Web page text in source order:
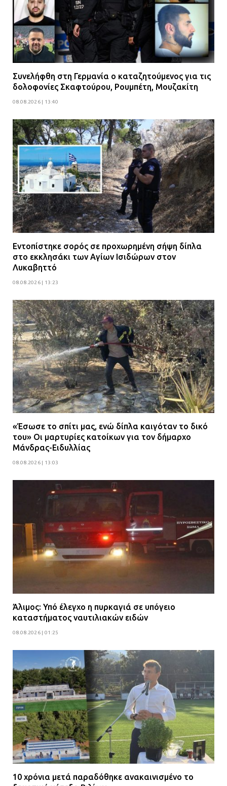
Συνελήφθη στη Γερμανία ο καταζητούμενος για τις
δολοφονίες Σκαφτούρου, Ρουμπέτη, Μουζακίτη
08.08.2026 | 13:40
Εντοπίστηκε σορός σε προχωρημένη σήψη δίπλα
στο εκκλησάκι των Αγίων Ισιδώρων στον
Λυκαβηττό
08.08.2026 | 13:23
«Έσωσε το σπίτι μας, ενώ δίπλα καιγόταν το δικό
του» Οι μαρτυρίες κατοίκων για τον δήμαρχο
Μάνδρας-Ειδυλλίας
08.08.2026 | 13:03
Άλιμος: Υπό έλεγχο η πυρκαγιά σε υπόγειο
καταστήματος ναυτιλιακών ειδών
08.08.2026 | 01:25
10 χρόνια μετά παραδόθηκε ανακαινισμένο το